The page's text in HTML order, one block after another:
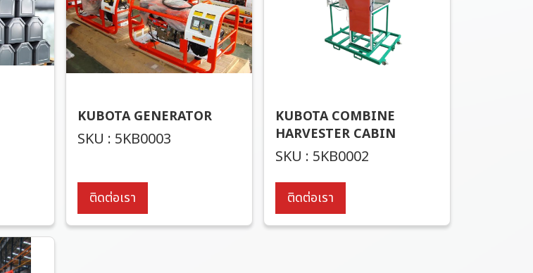
KUBOTA GENERATOR
SKU : 5KB0003
ติดต่อเรา
KUBOTA COMBINE
HARVESTER CABIN
SKU : 5KB0002
ติดต่อเรา